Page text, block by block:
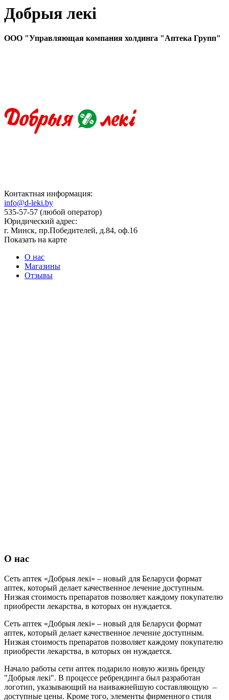
Добрыя лекi
ООО "Управляющая компания холдинга "Аптека Групп"
Контактная информация:
info@d-leki.by
535-57-57 (любой оператор)
Юридический адрес:
г. Минск, пр.Победителей, д.84, оф.16
Показать на карте
О нас
Магазины
Отзывы
О нас
Сеть аптек «Добрыя лекi» – новый для Беларуси формат
аптек, который делает качественное лечение доступным.
Низкая стоимость препаратов позволяет каждому покупателю
приобрести лекарства, в которых он нуждается.
Сеть аптек «Добрыя лекi» – новый для Беларуси формат
аптек, который делает качественное лечение доступным.
Низкая стоимость препаратов позволяет каждому покупателю
приобрести лекарства, в которых он нуждается.
Начало работы сети аптек подарило новую жизнь бренду
"Добрыя лекi". В процессе ребрендинга был разработан
логотип, указывающий на наиважнейшую составляющую –
доступные цены. Кроме того, элементы фирменного стиля